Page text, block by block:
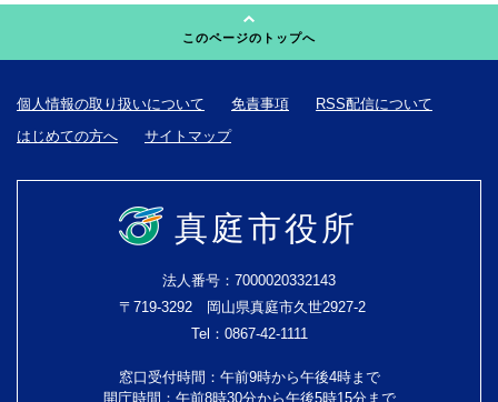
このページのトップへ
個人情報の取り扱いについて 免責事項
RSS配信について
はじめての方へ
サイトマップ
真庭市役所
法人番号：7000020332143
〒719-3292 岡山県真庭市久世2927-2
Tel：0867-42-1111
窓口受付時間：午前9時から午後4時まで
開庁時間：午前8時30分から午後5時15分まで